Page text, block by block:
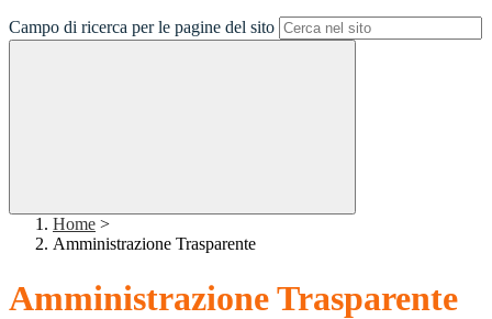
Campo di ricerca per le pagine del sito
Home >
Amministrazione Trasparente
Amministrazione Trasparente